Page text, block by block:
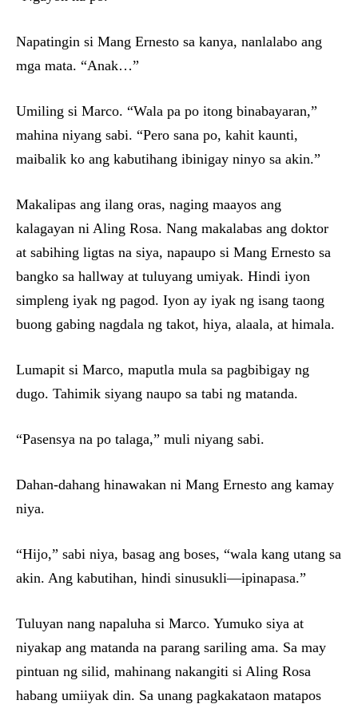
Napatingin si Mang Ernesto sa kanya, nanlalabo ang
mga mata. “Anak…”
Umiling si Marco. “Wala pa po itong binabayaran,”
mahina niyang sabi. “Pero sana po, kahit kaunti,
maibalik ko ang kabutihang ibinigay ninyo sa akin.”
Makalipas ang ilang oras, naging maayos ang
kalagayan ni Aling Rosa. Nang makalabas ang doktor
at sabihing ligtas na siya, napaupo si Mang Ernesto sa
bangko sa hallway at tuluyang umiyak. Hindi iyon
simpleng iyak ng pagod. Iyon ay iyak ng isang taong
buong gabing nagdala ng takot, hiya, alaala, at himala.
Lumapit si Marco, maputla mula sa pagbibigay ng
dugo. Tahimik siyang naupo sa tabi ng matanda.
“Pasensya na po talaga,” muli niyang sabi.
Dahan-dahang hinawakan ni Mang Ernesto ang kamay
niya.
“Hijo,” sabi niya, basag ang boses, “wala kang utang sa
akin. Ang kabutihan, hindi sinusukli—ipinapasa.”
Tuluyan nang napaluha si Marco. Yumuko siya at
niyakap ang matanda na parang sariling ama. Sa may
pintuan ng silid, mahinang nakangiti si Aling Rosa
habang umiiyak din. Sa unang pagkakataon matapos